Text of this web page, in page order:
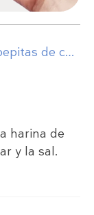
chocolate keto
harina de
y la sal.